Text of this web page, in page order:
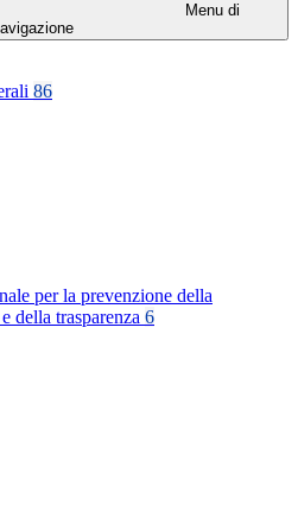
Menu di
86
per la prevenzione della
della trasparenza 6